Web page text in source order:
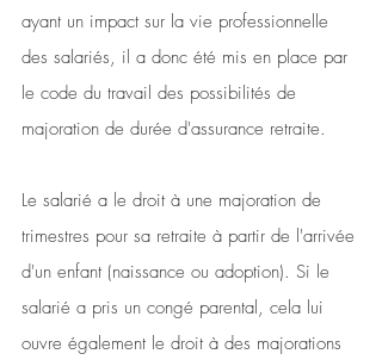
ayant un impact sur la vie professionnelle
des salariés, il a donc été mis en place par
le code du travail des possibilités de
majoration de durée d'assurance retraite.
Le salarié a le droit à une majoration de
trimestres pour sa retraite à partir de l'arrivée
d'un enfant (naissance ou adoption). Si le
salarié a pris un congé parental, cela lui
ouvre également le droit à des majorations